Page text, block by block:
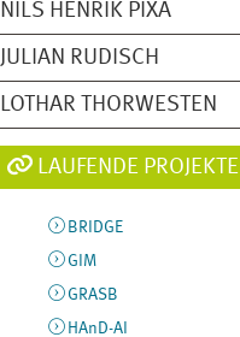
NILS HENRIK PIXA
JULIAN RUDISCH
LOTHAR THORWESTEN
LAUFENDE PROJEKTE
BRIDGE
GIM
GRASB
HAnD-AI